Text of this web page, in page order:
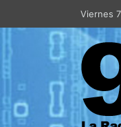
Viernes